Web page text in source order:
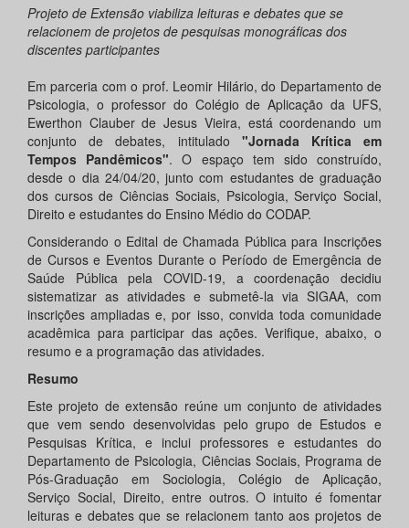
Projeto de Extensão viabiliza leituras e debates que se
relacionem de projetos de pesquisas monográficas dos
discentes participantes
Em parceria com o prof. Leomir Hilário, do Departamento de
Psicologia, o professor do Colégio de Aplicação da UFS,
Ewerthon Clauber de Jesus Vieira, está coordenando um
conjunto de debates, intitulado "Jornada Krítica em
Tempos Pandêmicos". O espaço tem sido construído,
desde o dia 24/04/20, junto com estudantes de graduação
dos cursos de Ciências Sociais, Psicologia, Serviço Social,
Direito e estudantes do Ensino Médio do CODAP.
Considerando o Edital de Chamada Pública para Inscrições
de Cursos e Eventos Durante o Período de Emergência de
Saúde Pública pela COVID-19, a coordenação decidiu
sistematizar as atividades e submetê-la via SIGAA, com
inscrições ampliadas e, por isso, convida toda comunidade
acadêmica para participar das ações. Verifique, abaixo, o
resumo e a programação das atividades.
Resumo
Este projeto de extensão reúne um conjunto de atividades
que vem sendo desenvolvidas pelo grupo de Estudos e
Pesquisas Krítica, e inclui professores e estudantes do
Departamento de Psicologia, Ciências Sociais, Programa de
Pós-Graduação em Sociologia, Colégio de Aplicação,
Serviço Social, Direito, entre outros. O intuito é fomentar
leituras e debates que se relacionem tanto aos projetos de